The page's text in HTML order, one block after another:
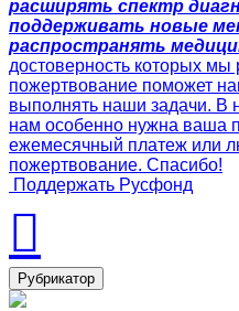
расширять спектр
поддерживать новые
распространять
достоверность которых
пожертвование поможет
выполнять наши задачи.
нам особенно нужна ваша
ежемесячный платеж или
пожертвование. Спасибо!
Поддержать Русфонд
Рубрикатор